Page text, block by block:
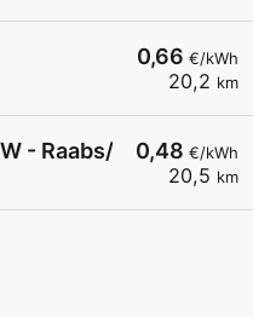
0,66 €/kWh
20,2 km
0,48 €/kWh
20,5 km
- Raabs/Thaya -